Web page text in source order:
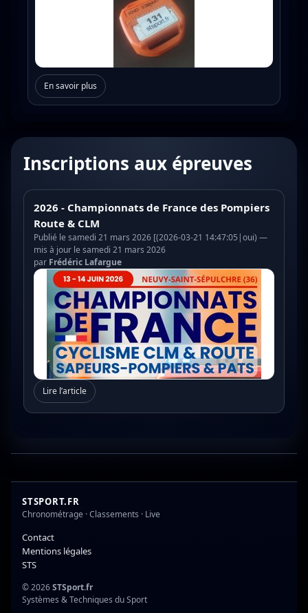
En savoir plus
Inscriptions aux épreuves
2026 - Championnats de France des Pompiers
Route & CLM
Publié le samedi 21 mars 2026 [(2026-03-21 14:47:05|oui) —
mis à jour le samedi 21 mars 2026
par Frédéric Lafargue
Lire l’article
STSPORT.FR
Chronométrage · Classements · Live
Contact
Mentions légales
STS
© 2026STSport.fr
Systèmes & Techniques du Sport